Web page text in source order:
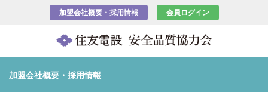
加盟会社概要・採用情報 会員ログイン
加盟会社概要・採用情報